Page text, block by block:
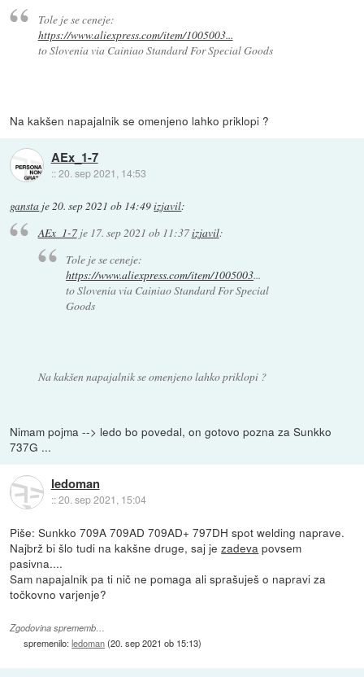
Tole je se ceneje:
https://www.aliexpress.com/item/1005003...
to Slovenia via Cainiao Standard For Special Goods
Na kakšen napajalnik se omenjeno lahko priklopi ?
AEx_1-7
::20. sep 2021, 14:53
gansta je20. sep 2021 ob 14:49izjavil:
AEx_1-7je 17. sep 2021 ob 11:37izjavil:
Tole je se ceneje:
https://www.aliexpress.com/item/1005003...
to Slovenia via Cainiao Standard For Special
Goods
Na kakšen napajalnik se omenjeno lahko priklopi ?
Nimam pojma --> ledo bo povedal, on gotovo pozna za Sunkko
737G ...
ledoman
::20. sep 2021, 15:04
Piše: Sunkko 709A 709AD 709AD+ 797DH spot welding naprave.
Najbrž bi šlo tudi na kakšne druge, saj jezadeva povsem
pasivna....
Sam napajalnik pa ti nič ne pomaga ali sprašuješ o napravi za
točkovno varjenje?
Zgodovina sprememb…
spremenilo:ledoman(20. sep 2021 ob 15:13)